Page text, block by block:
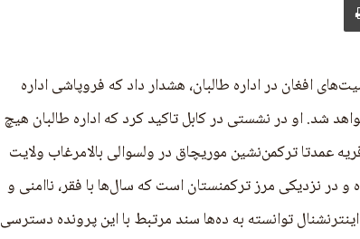
افغان در اداره طالبان، هشدار داد که فروپاشی اداره
شد. او در نشستی در کابل تاکید کرد که اداره طالبان هیچ
عمدتا ترکمن‌نشین موریچاق در ولسوالی بالامرغاب ولایت
در نزدیکی مرز ترکمنستان است که سال‌ها با فقر، ناامنی و
توانسته به ده‌ها سند مرتبط با این پرونده دسترسی